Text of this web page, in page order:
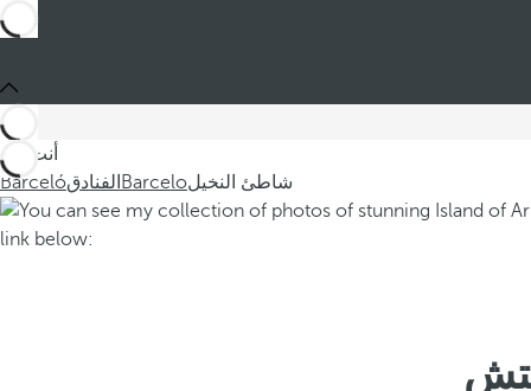
أنت في
Barcelóالفنادق Barceloشاطئ النخيل